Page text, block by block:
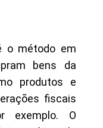
o método em
bens da
produtos e
fiscais
exemplo. O